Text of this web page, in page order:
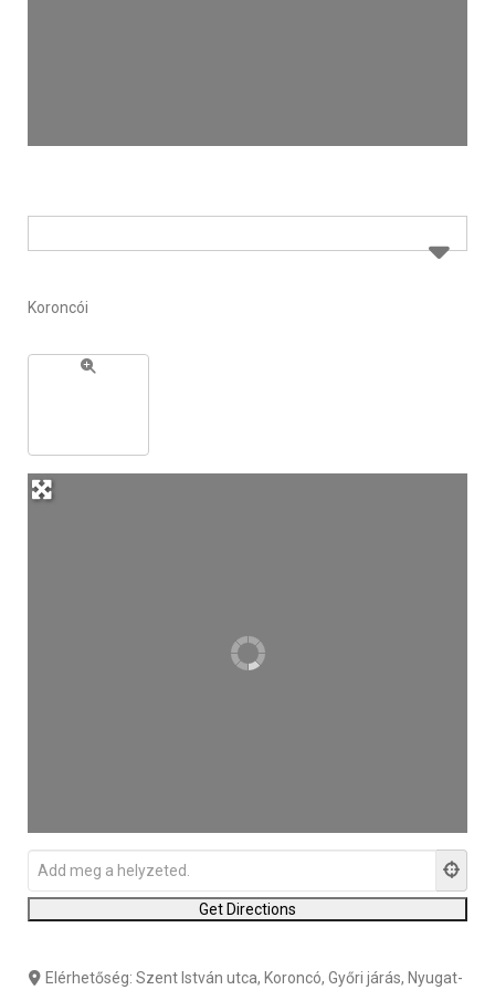
Koroncói
Elérhetőség: Szent István utca, Koroncó, Győri járás, Nyugat-